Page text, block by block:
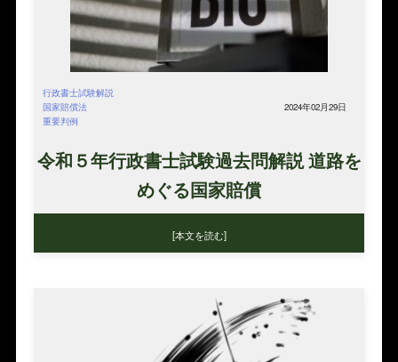
行政書士試験解説
国家賠償法
重要判例
2024年02月29日
令和５年行政書士試験過去問解説 道路を
めぐる国家賠償
[本文を読む]